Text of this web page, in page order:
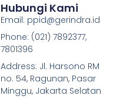
Hubungi Kami
Email: ppid@gerindra.id
Phone: (021) 7892377,
7801396
Address: Jl. Harsono RM
no. 54, Ragunan, Pasar
Minggu, Jakarta Selatan